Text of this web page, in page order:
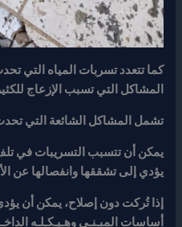
كما تتعدد تسربات المياه التي
المشاكل التي تسبب الإزعاج
تشمل المشاكل الشائعة التي
يمكن أن تتسبب التسريبات في
يؤدي إلى تشققها وانفصالها عن
إذا تُركت دون إصلاح، يمكن أن
أساسات المبـنـى وهـيـكـلـه